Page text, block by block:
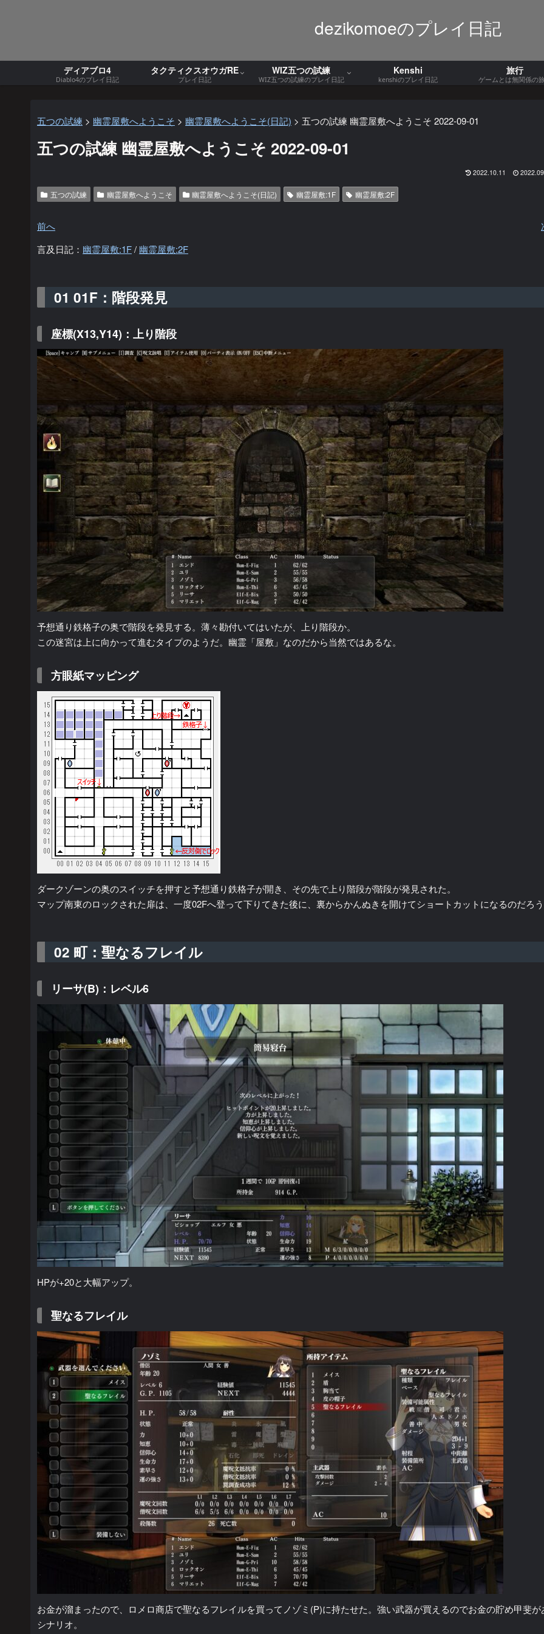
dezikomoeのプレイ日記
ディアブロ4
Diablo4のプレイ日記
タクティクスオウガRE
プレイ日記
WIZ五つの試練
WIZ五つの試練のプレイ日記
Kenshi
kenshiのプレイ日記
旅行
ゲームとは無関係の
五つの試練 > 幽霊屋敷へようこそ > 幽霊屋敷へようこそ(日記) > 五つの試練 幽霊屋敷へようこそ 2022-09-01
五つの試練 幽霊屋敷へようこそ 2022-09-01
2022.10.11
五つの試練 幽霊屋敷へようこそ 幽霊屋敷へようこそ(日記) 幽霊屋敷:1F 幽霊屋敷:2F
前へ
言及日記： 幽霊屋敷:1F/ 幽霊屋敷:2F
01 01F：階段発見
座標(X13,Y14)：上り階段
予想通り鉄格子の奥で階段を発見する。薄々勘付いてはいたが、上り階段か。
この迷宮は上に向かって進むタイプのようだ。幽霊「屋敷」なのだから当然ではあるな。
方眼紙マッピング
ダークゾーンの奥のスイッチを押すと予想通り鉄格子が開き、その先で上り階段が階段が発見された。
マップ南東のロックされた扉は、一度02Fへ登って下りてきた後に、裏からかんぬきを開けてショートカットになるのだろ
02 町：聖なるフレイル
リーサ(B)：レベル6
HPが+20と大幅アップ。
聖なるフレイル
お金が溜まったので、ロメロ商店で聖なるフレイルを買ってノゾミ(P)に持たせた。強い武器が買えるのでお金の貯め甲斐が
シナリオ。